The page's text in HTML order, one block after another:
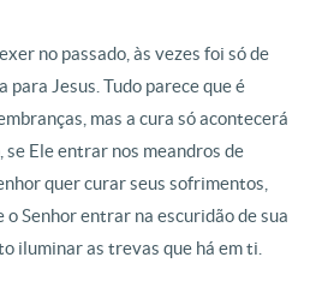
no passado, às vezes foi só de
para Jesus. Tudo parece que é
mas a cura só acontecerá
se Ele entrar nos meandros de
quer curar seus sofrimentos,
o Senhor entrar na escuridão de sua
iluminar as trevas que há em ti.